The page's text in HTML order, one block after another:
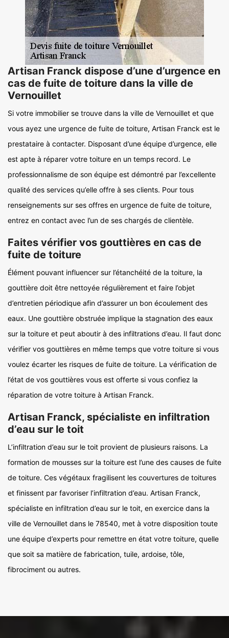
Artisan Franck dispose d’une d’urgence en
cas de fuite de toiture dans la ville de
Vernouillet
Si votre immobilier se trouve dans la ville de Vernouillet et que
vous ayez une urgence de fuite de toiture, Artisan Franck est le
prestataire à contacter. Disposant d’une équipe d’urgence, elle
est apte à réparer votre toiture en un temps record. Le
professionnalisme de son équipe est démontré par l’excellente
qualité des services qu’elle offre à ses clients. Pour tous
renseignements sur ses offres en urgence de fuite de toiture,
entrez en contact avec l’un de ses chargés de clientèle.
Faites vérifier vos gouttières en cas de
fuite de toiture
Élément pouvant influencer sur l’étanchéité de la toiture, la
gouttière doit être nettoyée régulièrement et faire l’objet
d’entretien périodique afin d’assurer un bon écoulement des
eaux. Une gouttière obstruée implique la stagnation des eaux
sur la toiture et peut aboutir à des infiltrations d’eau. Il faut donc
vérifier vos gouttières en même temps que votre toiture si vous
voulez écarter les risques de fuite de toiture. La vérification de
l’état de vos gouttières vous est offerte si vous confiez la
réparation de votre toiture à Artisan Franck.
Artisan Franck, spécialiste en infiltration
d’eau sur le toit
L’infiltration d’eau sur le toit provient de plusieurs raisons. La
formation de mousses sur la toiture est l’une des causes de fuite
de toiture. Ces végétaux fragilisent les couvertures de toitures
et finissent par favoriser l’infiltration d’eau. Artisan Franck,
spécialiste en infiltration d’eau sur le toit, en exercice dans la
ville de Vernouillet dans le 78540, met à votre disposition toute
une équipe d’experts pour remettre en état votre toiture, quelle
que soit sa matière de fabrication, tuile, ardoise, tôle,
fibrociment ou autres.